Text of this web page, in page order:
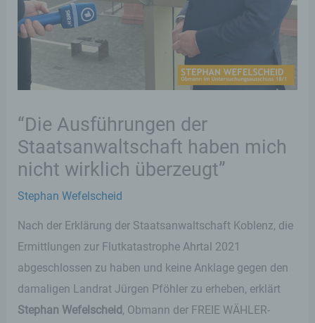
“Die Ausführungen der
Staatsanwaltschaft haben mich
nicht wirklich überzeugt”
Stephan Wefelscheid
Nach der Erklärung der Staatsanwaltschaft Koblenz, die
Ermittlungen zur Flutkatastrophe Ahrtal 2021
abgeschlossen zu haben und keine Anklage gegen den
damaligen Landrat Jürgen Pföhler zu erheben, erklärt
Stephan Wefelscheid, Obmann der FREIE WÄHLER-